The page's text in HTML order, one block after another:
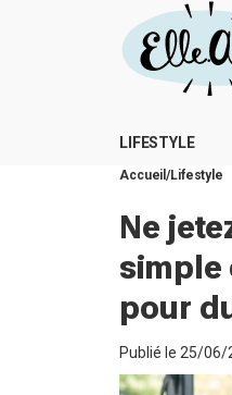
LIFESTYLE
Accueil Lifestyle
Ne
simple
pour
Publié le 25/06/